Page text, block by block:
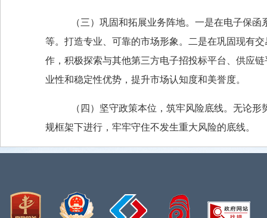
（三）巩固和拓展业务阵地。 一是在电子保函
等。打造专业、可靠的市场形象。二是在巩固现有
作，积极探索与其他第三方电子招投标平台、供应
业性和稳定性优势，提升市场认知度和美誉度。
（四）坚守政策本位，筑牢风险底线。无论
规框架下进行，牢牢守住不发生重大风险的底线。